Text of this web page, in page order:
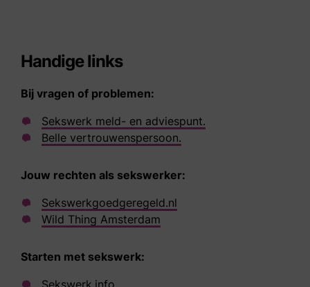
Handige links
Bij vragen of problemen:
Sekswerk meld- en adviespunt.
Belle vertrouwenspersoon.
Jouw rechten als sekswerker:
Sekswerkgoedgeregeld.nl
Wild Thing Amsterdam
Starten met sekswerk:
Sekswerk.info